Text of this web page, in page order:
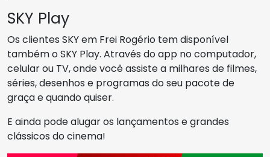
SKY Play
Os clientes SKY em Frei Rogério tem disponível
também o SKY Play. Através do app no computador,
celular ou TV, onde você assiste a milhares de filmes,
séries, desenhos e programas do seu pacote de
graça e quando quiser.
E ainda pode alugar os lançamentos e grandes
clássicos do cinema!